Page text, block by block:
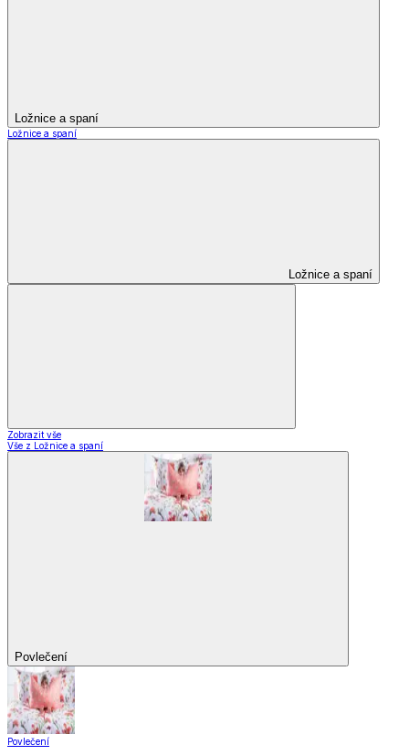
Ložnice a spaní
Ložnice a spaní
Ložnice a spaní
Zobrazit vše
Vše z Ložnice a spaní
Povlečení
Povlečení